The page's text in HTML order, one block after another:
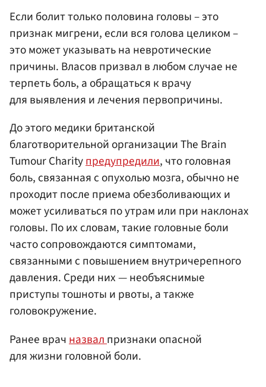
Если болит только половина головы – это
признак мигрени, если вся голова целиком –
это может указывать на невротические
причины. Власов призвал в любом случае не
терпеть боль, а обращаться к врачу
для выявления и лечения первопричины.
До этого медики британской
благотворительной организации The Brain
Tumour Charityпредупредили, что головная
боль, связанная с опухолью мозга, обычно не
проходит после приема обезболивающих и
может усиливаться по утрам или при наклонах
головы. По их словам, такие головные боли
часто сопровождаются симптомами,
связанными с повышением внутричерепного
давления. Среди них — необъяснимые
приступы тошноты и рвоты, а также
головокружение.
Ранее врачназвалпризнаки опасной
для жизни головной боли.